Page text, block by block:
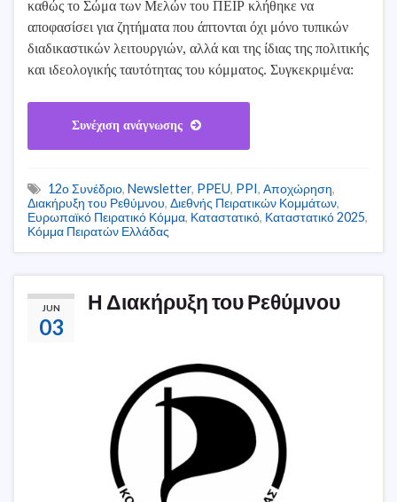
καθώς το Σώμα των Μελών του ΠΕΙΡ κλήθηκε να
αποφασίσει για ζητήματα που άπτονται όχι μόνο τυπικών
διαδικαστικών λειτουργιών, αλλά και της ίδιας της πολιτικής
και ιδεολογικής ταυτότητας του κόμματος. Συγκεκριμένα:
Συνέχιση ανάγνωσης
12ο Συνέδριο, Newsletter, PPEU, PPI, Αποχώρηση,
Διακήρυξη του Ρεθύμνου, Διεθνής Πειρατικών Κομμάτων,
Ευρωπαϊκό Πειρατικό Κόμμα, Καταστατικό, Καταστατικό 2025,
Κόμμα Πειρατών Ελλάδας
JUN
03
Η Διακήρυξη του Ρεθύμνου